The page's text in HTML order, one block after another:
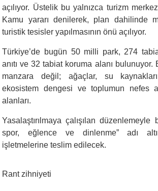
açılıyor. Üstelik bu yalnızca turizm
Kamu yararı denilerek, plan dahilinde
turistik tesisler yapılmasının önü açılıyor.
Türkiye’de bugün 50 milli park, 274
anıtı ve 32 tabiat koruma alanı bulunuyor.
manzara değil; ağaçlar, su
ekosistem dengesi ve toplumun nefes
alanları.
Yasalaştırılmaya çalışılan düzenlemeyle
spor, eğlence ve dinlenme” adı
işletmelerine teslim edilecek.
Rant zihniyeti